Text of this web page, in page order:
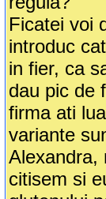
Ficatei voi
introduc
in fier, ca
dau pic de
firma ati
variante
Alexandra,
citisem si